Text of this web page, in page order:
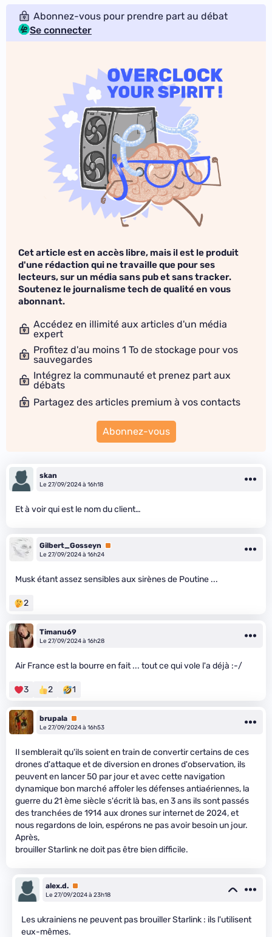
Abonnez-vous pour prendre part au débat
Se connecter
Cet article est en accès libre, mais il est le produit
d'une rédaction qui ne travaille que pour ses
lecteurs, sur un média sans pub et sans tracker.
Soutenez le journalisme tech de qualité en vous
abonnant.
Accédez en illimité aux articles d'un média
expert
Profitez d'au moins 1 To de stockage pour vos
sauvegardes
Intégrez la communauté et prenez part aux
débats
Partagez des articles premium à vos contacts
Abonnez-vous
skan
Le 27/09/2024 à 16h18
Et à voir qui est le nom du client…
Gilbert_Gosseyn
Premium
Le 27/09/2024 à 16h24
Musk étant assez sensibles aux sirènes de Poutine ...
2
Timanu69
Le 27/09/2024 à 16h28
Air France est la bourre en fait ... tout ce qui vole l'a déjà :-/
3 2 1
brupala Premium
Le 27/09/2024 à 16h53
Il semblerait qu'ils soient en train de convertir certains de ces
drones d'attaque et de diversion en drones d'observation, ils
peuvent en lancer 50 par jour et avec cette navigation
dynamique bon marché affoler les défenses antiaériennes, la
guerre du 21 ème siècle s'écrit là bas, en 3 ans ils sont passés
des tranchées de 1914 aux drones sur internet de 2024, et
nous regardons de loin, espérons ne pas avoir besoin un jour.
Après,
brouiller Starlink ne doit pas être bien difficile.
alex.d. Premium
Le 27/09/2024 à 23h18
Les ukrainiens ne peuvent pas brouiller Starlink : ils l'utilisent
eux-mêmes.